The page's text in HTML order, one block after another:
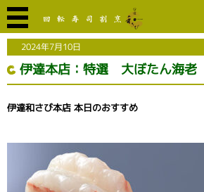
2024年7月10日
伊達本店：特選 大ぼたん海老
伊達和さび本店 本日のおすすめ